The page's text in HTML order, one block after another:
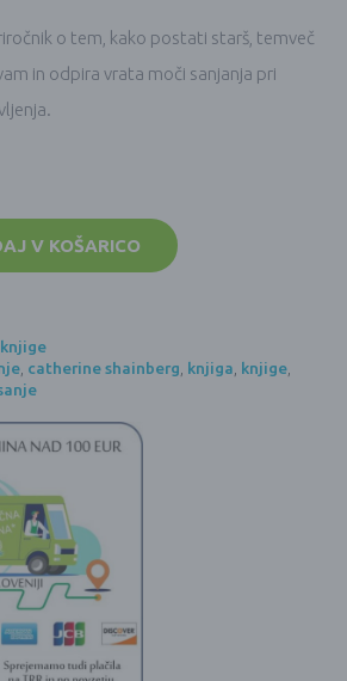
o tem, kako postati starš, temveč
in odpira vrata moči sanjanja pri
V KOŠARICO
, catherine shainberg, knjiga, knjige,